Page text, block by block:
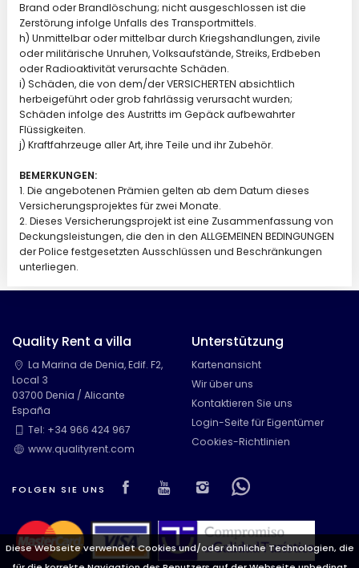
Diese Webseite verwendet Cookies und/oder ähnliche Technologien, die
Brand oder Brandlöschung; nicht ausgeschlossen ist die
Zerstörung infolge Unfalls des Transportmittels.
h) Unmittelbar oder mittelbar durch Kriegshandlungen, zivile
oder militärische Unruhen, Volksaufstände, Streiks, Erdbeben
oder Radioaktivität verursachte Schäden.
i) Schäden, die von dem/der VERSICHERTEN absichtlich
herbeigeführt oder grob fahrlässig verursacht wurden;
Schäden infolge des Austritts im Gepäck aufbewahrter
Flüssigkeiten.
j) Kraftfahrzeuge aller Art, ihre Teile und ihr Zubehör.
BEMERKUNGEN:
1. Die angebotenen Prämien gelten ab dem Datum dieses
Versicherungsprojektes für zwei Monate.
2. Dieses Versicherungsprojekt ist eine Zusammenfassung von
Deckungsleistungen, die den in den ALLGEMEINEN BEDINGUNGEN
der Police festgesetzten Ausschlüssen und Beschränkungen
unterliegen.
Quality Rent a villa
La Marina de Denia, Edif. F2,
Local 3
03700 Denia / Alicante
España
Tel: +34 966 424 967
www.qualityrent.com
FOLGEN SIE UNS Visit our Facebook page
Visit our youtube page
Visit our
Visit our
Unterstützung
Kartenansicht
Wir über uns
Kontaktieren Sie uns
Login-Seite für Eigentümer
Cookies-Richtlinien